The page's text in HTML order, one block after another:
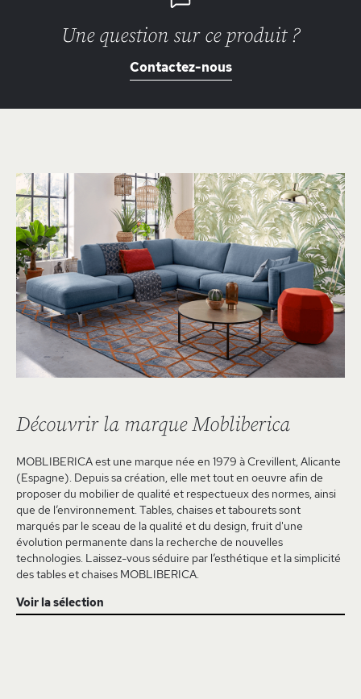
Une question sur ce produit ?
Contactez-nous
Découvrir la marque Mobliberica
MOBLIBERICA est une marque née en 1979 à Crevillent, Alicante
(Espagne). Depuis sa création, elle met tout en oeuvre afin de
proposer du mobilier de qualité et respectueux des normes, ainsi
que de l’environnement. Tables, chaises et tabourets sont
marqués par le sceau de la qualité et du design, fruit d'une
évolution permanente dans la recherche de nouvelles
technologies. Laissez-vous séduire par l’esthétique et la simplicité
des tables et chaises MOBLIBERICA.
Voir la sélection